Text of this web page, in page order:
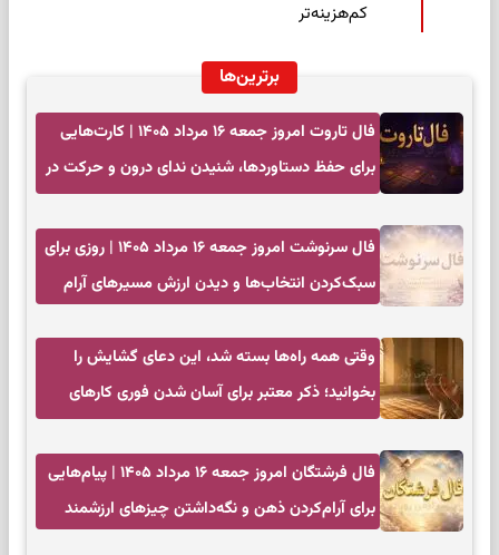
کم‌هزینه‌تر
برترین‌ها
فال تاروت امروز جمعه ۱۶ مرداد ۱۴۰۵ | کارت‌هایی
برای حفظ دستاوردها، شنیدن ندای درون و حرکت در
فال سرنوشت امروز جمعه ۱۶ مرداد ۱۴۰۵ | روزی برای
سبک‌کردن انتخاب‌ها و دیدن ارزش مسیرهای آرام
وقتی همه راه‌ها بسته شد، این دعای گشایش را
بخوانید؛ ذکر معتبر برای آسان شدن فوری کارهای
فال فرشتگان امروز جمعه ۱۶ مرداد ۱۴۰۵ | پیام‌هایی
برای آرام‌کردن ذهن و نگه‌داشتن چیزهای ارزشمند